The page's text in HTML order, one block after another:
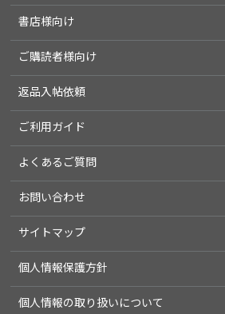
書店様向け
ご購読者様向け
返品入帖依頼
ご利用ガイド
よくあるご質問
お問い合わせ
サイトマップ
個人情報保護方針
個人情報の取り扱いについて